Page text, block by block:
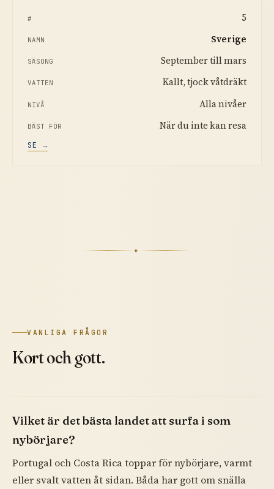
5
Sverige
September till mars
Kallt, tjock våtdräkt
Alla nivåer
När du inte kan resa
SE →
✦
VANLIGA FRÅGOR
Kort och gott.
Vilket är det bästa landet att surfa i som
nybörjare?
Portugal och Costa Rica toppar för nybörjare, varmt
eller svalt vatten åt sidan. Båda har gott om snälla